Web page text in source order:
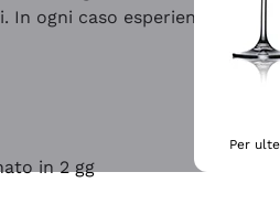
ogni caso esperienza buona
in 2 gg
Per